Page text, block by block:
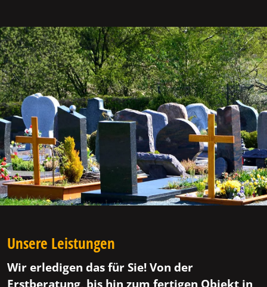
Unsere Leistungen
Wir erledigen das für Sie! Von der
Erstberatung, bis hin zum fertigen Objekt in